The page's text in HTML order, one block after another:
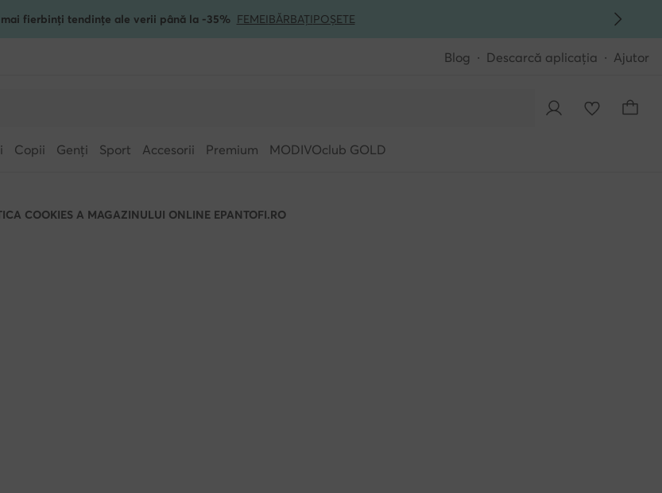
mai fierbinți tendințe ale verii până la -35% FEMEIBĂRBAȚIPOȘETE
Blog Descarcă aplicația Ajutor
Copii Genți Sport Accesorii Premium MODIVOclub GOLD
COOKIES A MAGAZINULUI ONLINE EPANTOFI.RO